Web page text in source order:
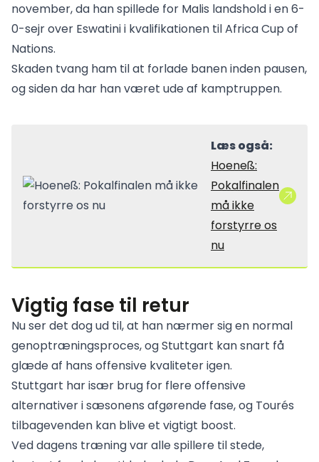
november, da han spillede for Malis landshold i en 6-
0-sejr over Eswatini i kvalifikationen til Africa Cup of
Nations.
Skaden tvang ham til at forlade banen inden pausen,
og siden da har han været ude af kamptruppen.
Læs også:
Hoeneß:
Pokalfinalen
må ikke
forstyrre os
nu
Vigtig fase til retur
Nu ser det dog ud til, at han nærmer sig en normal
genoptræningsproces, og Stuttgart kan snart få
glæde af hans offensive kvaliteter igen.
Stuttgart har især brug for flere offensive
alternativer i sæsonens afgørende fase, og Tourés
tilbagevenden kan blive et vigtigt boost.
Ved dagens træning var alle spillere til stede,